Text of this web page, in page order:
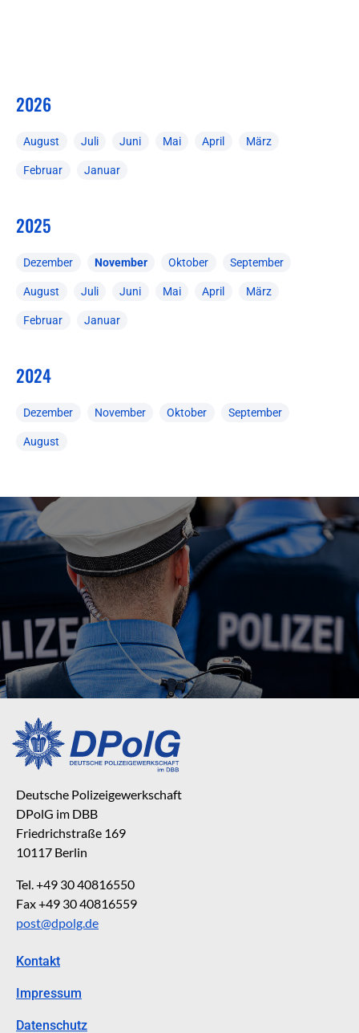
2026
August Juli Juni Mai April März
Februar Januar
2025
Dezember November Oktober September
August Juli Juni Mai April März
Februar Januar
2024
Dezember November Oktober September
August
Deutsche Polizeigewerkschaft
DPolG im DBB
Friedrichstraße 169
10117 Berlin
Tel. +49 30 40816550
Fax +49 30 40816559
post@dpolg.de
Kontakt
Impressum
Datenschutz